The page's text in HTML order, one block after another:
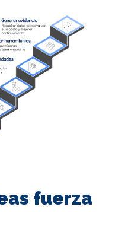
fuerza